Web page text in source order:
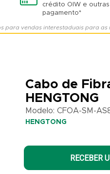
crédito OIW e
pagamento*
para vendas interestaduais para as
Cabo de
HENGTONG
Modelo: CFOA-SM-
HENGTONG
RECEBER